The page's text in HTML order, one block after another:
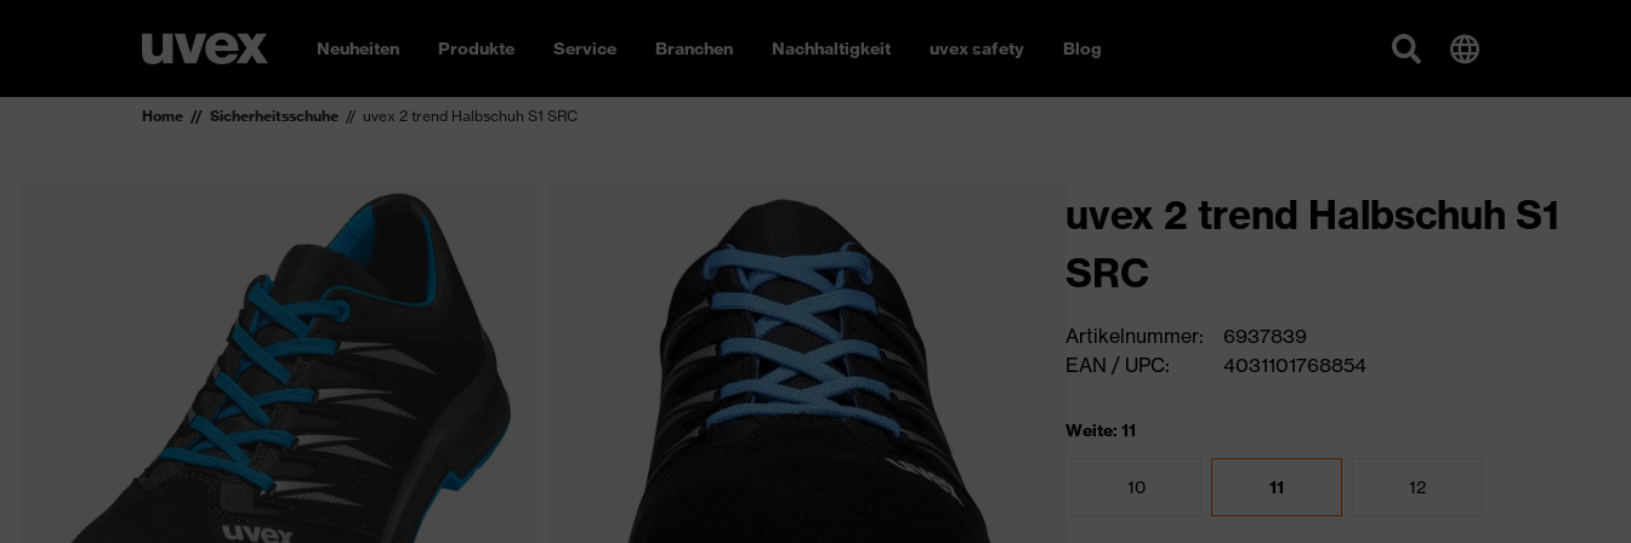
Neuheiten Produkte Service Branchen Nachhaltigkeit uvex safety Blog
Home Sicherheitsschuhe uvex 2 trend Halbschuh S1 SRC
uvex 2 trend Halbschuh S1
SRC
Artikelnummer:
6937839
EAN / UPC:
4031101768854
Weite: 11
10 11 12